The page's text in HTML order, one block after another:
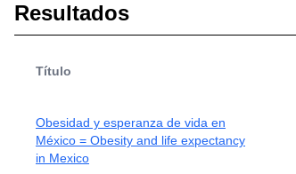
Resultados
Título
Obesidad y esperanza de vida en
México = Obesity and life expectancy
in Mexico